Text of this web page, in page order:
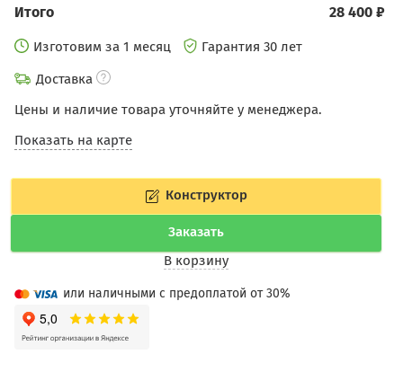
28 400 ₽
Итого
Изготовим за 1 месяц
Гарантия 30 лет
Доставка
Цены и наличие товара уточняйте у менеджера.
Показать на карте
Конструктор
Заказать
В корзину
или наличными с предоплатой от 30%